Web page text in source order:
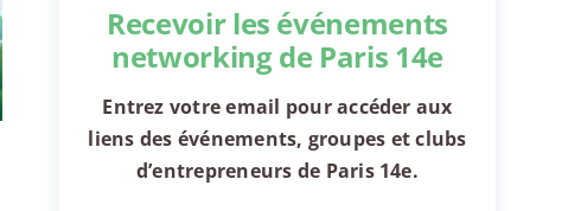
Recevoir les événements
networking de Paris 14e
Entrez votre email pour accéder aux
liens des événements, groupes et clubs
d’entrepreneurs de Paris 14e.